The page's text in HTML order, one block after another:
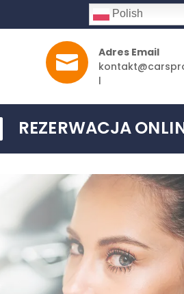
Polish

Adres Email
l
REZERWACJA